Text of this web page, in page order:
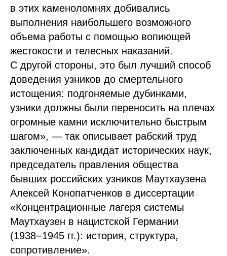
в этих каменоломнях добивались
выполнения наибольшего возможного
объема работы с помощью вопиющей
жестокости и телесных наказаний.
С другой стороны, это был лучший способ
доведения узников до смертельного
истощения: подгоняемые дубинками,
узники должны были переносить на плечах
огромные камни исключительно быстрым
шагом», — так описывает рабский труд
заключенных кандидат исторических наук,
председатель правления общества
бывших российских узников Маутхаузена
Алексей Конопатченков в диссертации
«Концентрационные лагеря системы
Маутхаузен в нацистской Германии
(1938−1945 гг.): история, структура,
сопротивление».